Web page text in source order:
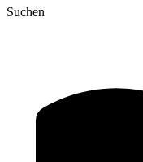
Suchen